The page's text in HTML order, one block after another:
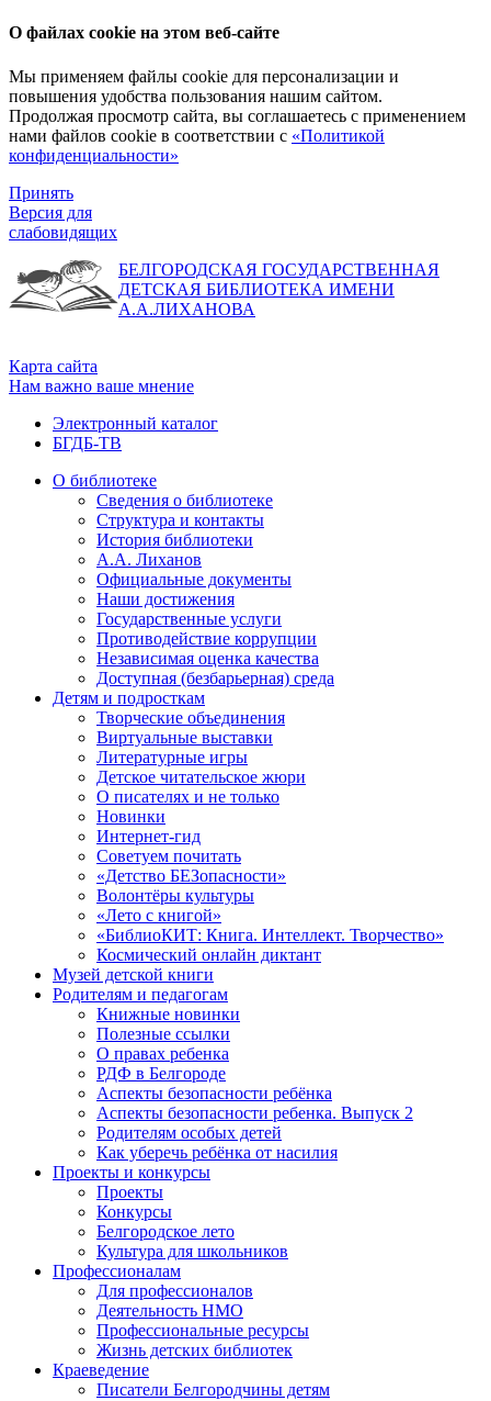
О файлах cookie на этом веб-сайте
Мы применяем файлы cookie для персонализации и
повышения удобства пользования нашим сайтом.
Продолжая просмотр сайта, вы соглашаетесь с применением
нами файлов cookie в соответствии с «Политикой
конфиденциальности»
Принять
Версия для
слабовидящих
БЕЛГОРОДСКАЯ ГОСУДАРСТВЕННАЯ
ДЕТСКАЯ БИБЛИОТЕКА ИМЕНИ
А.А.ЛИХАНОВА
Карта сайта
Нам важно ваше мнение
Электронный каталог
БГДБ-ТВ
О библиотеке
Сведения о библиотеке
Структура и контакты
История библиотеки
А.А. Лиханов
Официальные документы
Наши достижения
Государственные услуги
Противодействие коррупции
Независимая оценка качества
Доступная (безбарьерная) среда
Детям и подросткам
Творческие объединения
Виртуальные выставки
Литературные игры
Детское читательское жюри
О писателях и не только
Новинки
Интернет-гид
Советуем почитать
«Детство БЕЗопасности»
Волонтёры культуры
«Лето с книгой»
«БиблиоКИТ: Книга. Интеллект. Творчество»
Космический онлайн диктант
Музей детской книги
Родителям и педагогам
Книжные новинки
Полезные ссылки
О правах ребенка
РДФ в Белгороде
Аспекты безопасности ребёнка
Аспекты безопасности ребенка. Выпуск 2
Родителям особых детей
Как уберечь ребёнка от насилия
Проекты и конкурсы
Проекты
Конкурсы
Белгородское лето
Культура для школьников
Профессионалам
Для профессионалов
Деятельность НМО
Профессиональные ресурсы
Жизнь детских библиотек
Краеведение
Писатели Белгородчины детям